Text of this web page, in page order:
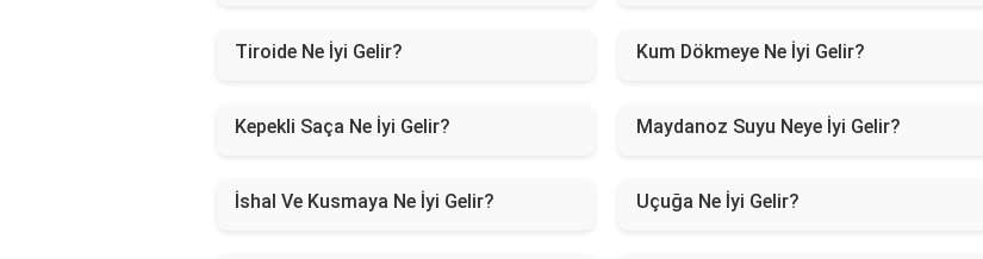
Tiroide Ne İyi Gelir? Kum Dökmeye Ne İyi Gelir?
Kepekli Saça Ne İyi Gelir? Maydanoz Suyu Neye İyi Gelir?
İshal Ve Kusmaya Ne İyi Gelir? Uçuğa Ne İyi Gelir?